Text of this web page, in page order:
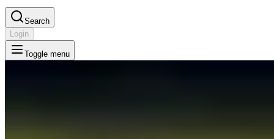
Search
Login
Toggle menu